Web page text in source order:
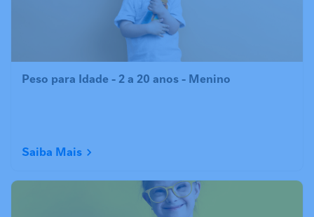
Peso para Idade - 2 a 20 anos - Menino
Saiba Mais